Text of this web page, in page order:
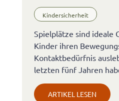
Kindersicherheit
Spielplätze sind ideale
Kinder ihren
Kontaktbedürfnis
letzten fünf Jahren
ARTIKEL LESEN